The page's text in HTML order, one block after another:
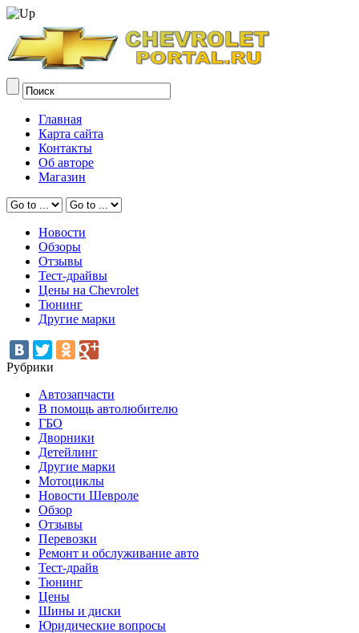
Главная
Карта сайта
Контакты
Об авторе
Магазин
Новости
Обзоры
Отзывы
Тест-драйвы
Цены на Chevrolet
Тюнинг
Другие марки
Рубрики
Автозапчасти
В помощь автолюбителю
ГБО
Дворники
Детейлинг
Другие марки
Мотоциклы
Новости Шевроле
Обзор
Отзывы
Перевозки
Ремонт и обслуживание авто
Тест-драйв
Тюнинг
Цены
Шины и диски
Юридические вопросы